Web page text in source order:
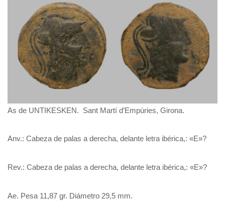
As de UNTIKESKEN. Sant Martí d’Empúries, Girona.
Anv.: Cabeza de palas a derecha, delante letra ibérica,: «E»?
Rev.: Cabeza de palas a derecha, delante letra ibérica,: «E»?
Ae. Pesa 11,87 gr. Diámetro 29,5 mm.